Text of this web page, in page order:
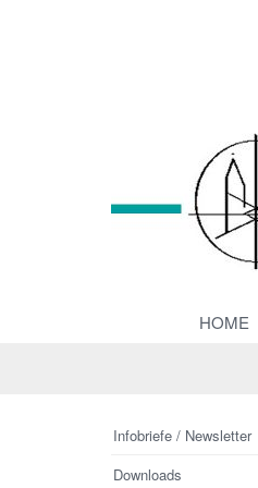
HOME
Infobriefe / Newsletter
Downloads